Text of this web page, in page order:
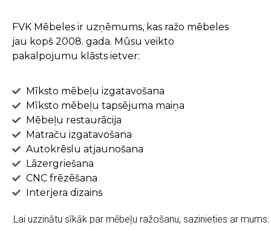
FVK Mēbeles ir uzņēmums, kas ražo mēbeles
jau kopš 2008. gada. Mūsu veikto
pakalpojumu klāsts ietver:
Mīksto mēbeļu izgatavošana
Mīksto mēbeļu tapsējuma maiņa
Mēbeļu restaurācija
Matraču izgatavošana
Autokrēslu atjaunošana
Lāzergriešana
CNC frēzēšana
Interjera dizains
Lai uzzinātu sīkāk par mēbeļu ražošanu, sazinieties ar mums: